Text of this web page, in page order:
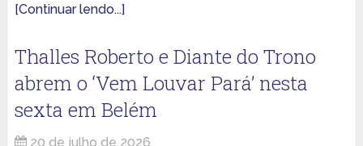
[Continuar lendo...]
Thalles Roberto e Diante do Trono
abrem o ‘Vem Louvar Pará’ nesta
sexta em Belém
20 de julho de 2026